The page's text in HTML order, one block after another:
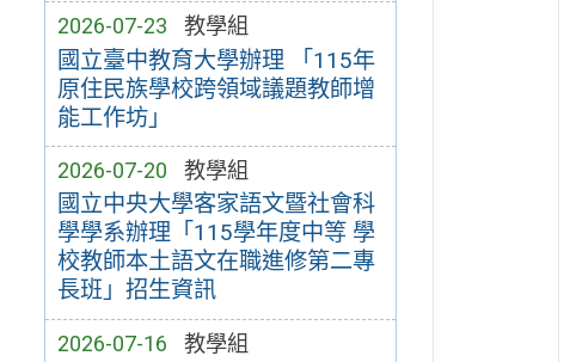
2026-07-23 教學組
國立臺中教育大學辦理 「115年
原住民族學校跨領域議題教師增
能工作坊」
2026-07-20 教學組
國立中央大學客家語文暨社會科
學學系辦理「115學年度中等 學
校教師本土語文在職進修第二專
長班」招生資訊
2026-07-16 教學組